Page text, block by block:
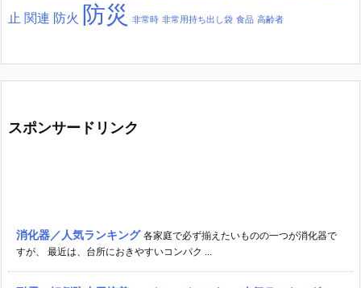
止 関連 防火 防災 非常時 非常用持ち出し袋 食品 高齢者
スポンサードリンク
消化器／人気ランキング 各家庭で必ず揃えたいものの一つが消化器で
すが、 最近は、台所におきやすいコンパク ...